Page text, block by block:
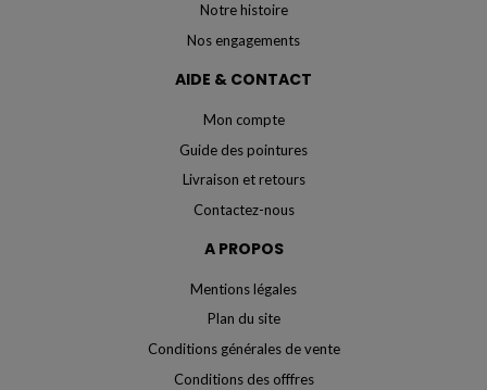
Notre histoire
Nos engagements
AIDE & CONTACT
Mon compte
Guide des pointures
Livraison et retours
Contactez-nous
A PROPOS
Mentions légales
Plan du site
Conditions générales de vente
Conditions des offfres